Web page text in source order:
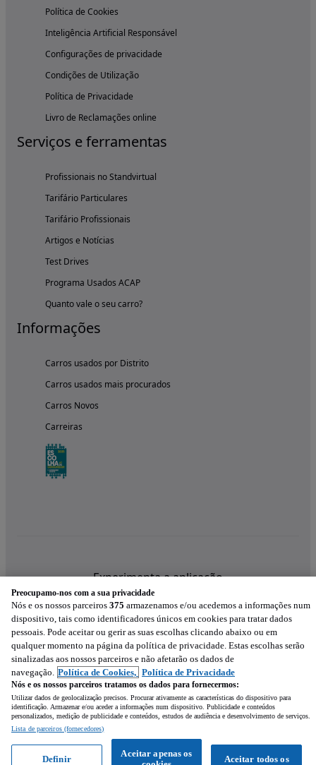
Política de Cookies
Inteligência Artificial Responsável
Configurações de privacidade
Condições de Utilização
Política de Privacidade
Livro de Reclamações online
Serviços e ferramentas
Profissionais no Standvirtual
Tarifário Particulares
Tarifário Profissionais
Artigos e Notícias
Test Drives
Programa Usados ACAP
Quanto vale o seu carro?
Informações
Carros usados por Distrito
Carros usados mais procurados
Carros Novos
Carreiras
Experimenta a aplicação
Preocupamo-nos com a sua privacidade
Nós e os nossos parceiros 375 armazenamos e/ou acedemos a informações num
dispositivo, tais como identificadores únicos em cookies para tratar dados
pessoais. Pode aceitar ou gerir as suas escolhas clicando abaixo ou em
qualquer momento na página da política de privacidade. Estas escolhas serão
sinalizadas aos nossos parceiros e não afetarão os dados de
navegação. Política de Cookies, Política de Privacidade
Nós e os nossos parceiros tratamos os dados para fornecermos:
Utilizar dados de geolocalização precisos. Procurar ativamente as características do dispositivo para
identificação. Armazenar e/ou aceder a informações num dispositivo. Publicidade e conteúdos
personalizados, medição de publicidade e conteúdos, estudos de audiência e desenvolvimento de serviços.
Lista de parceiros (fornecedores)
Aceitar todos os
Aceitar apenas os
Definir